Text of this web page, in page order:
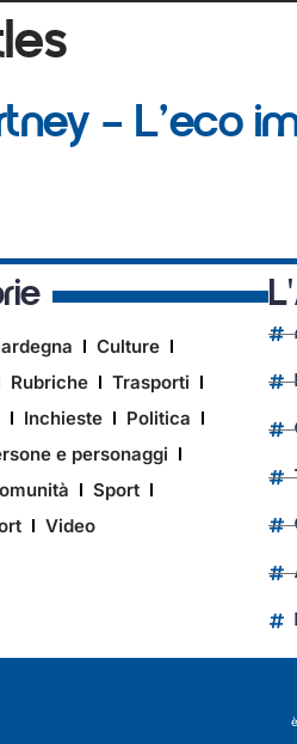
– L’eco
Culture
Rubriche
Trasporti
Inchieste
Politica
e personaggi
Sport
Video